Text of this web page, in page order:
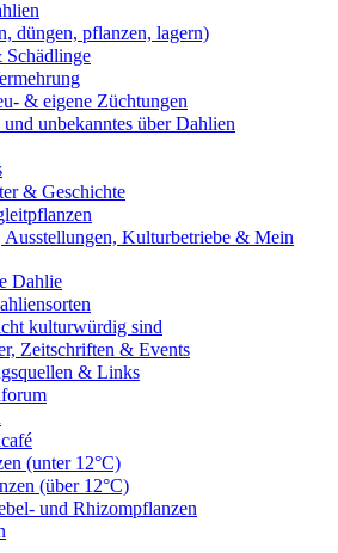
düngen, pflanzen, lagern)
& eigene Züchtungen
unbekanntes über Dahlien
& Geschichte
Kulturbetriebe & Mein
Dahlie
kulturwürdig sind
Zeitschriften & Events
& Links
(unter 12°C)
(über 12°C)
und Rhizompflanzen